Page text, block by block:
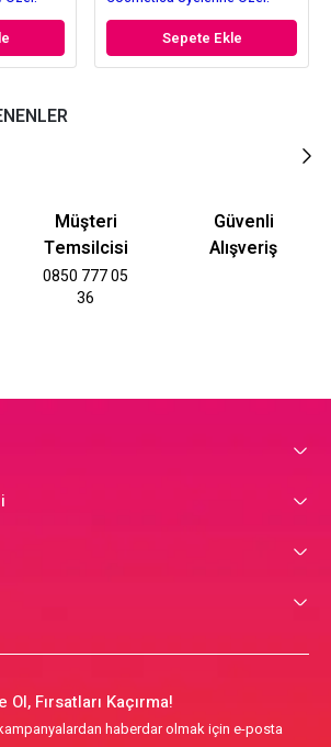
Sepete Ekle
Müşteri
Temsilcisi
0850 777 05
36
Güvenli
Alışveriş
Fırsatları Kaçırma!
haberdar olmak için e-posta